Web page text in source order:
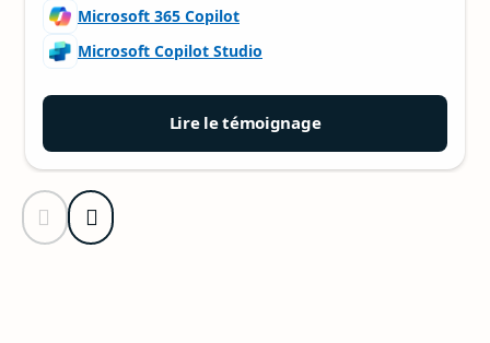
Diapositive précédente
Diapositive suivante
Microsoft 365 Copilot
Microsoft Copilot Studio
Lire le témoignage